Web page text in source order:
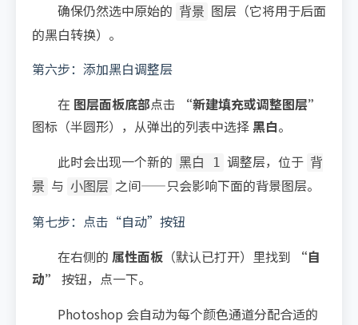
确保仍然选中原始的 背景 图层（它将用于后面
的黑白转换）。
第六步：添加黑白调整层
在 图层面板底部点击
“新建填充或调整图层”
图标（半圆形），从弹出的列表中选择黑白。
此时会出现一个新的 黑白 1 调整层，位于 背
景 与 小图层 之间——只会影响下面的背景图层。
第七步：点击“自动”按钮
在右侧的 属性面板 （默认已打开）里找到
“自
动” 按钮，点一下。
Photoshop 会自动为每个颜色通道分配合适的